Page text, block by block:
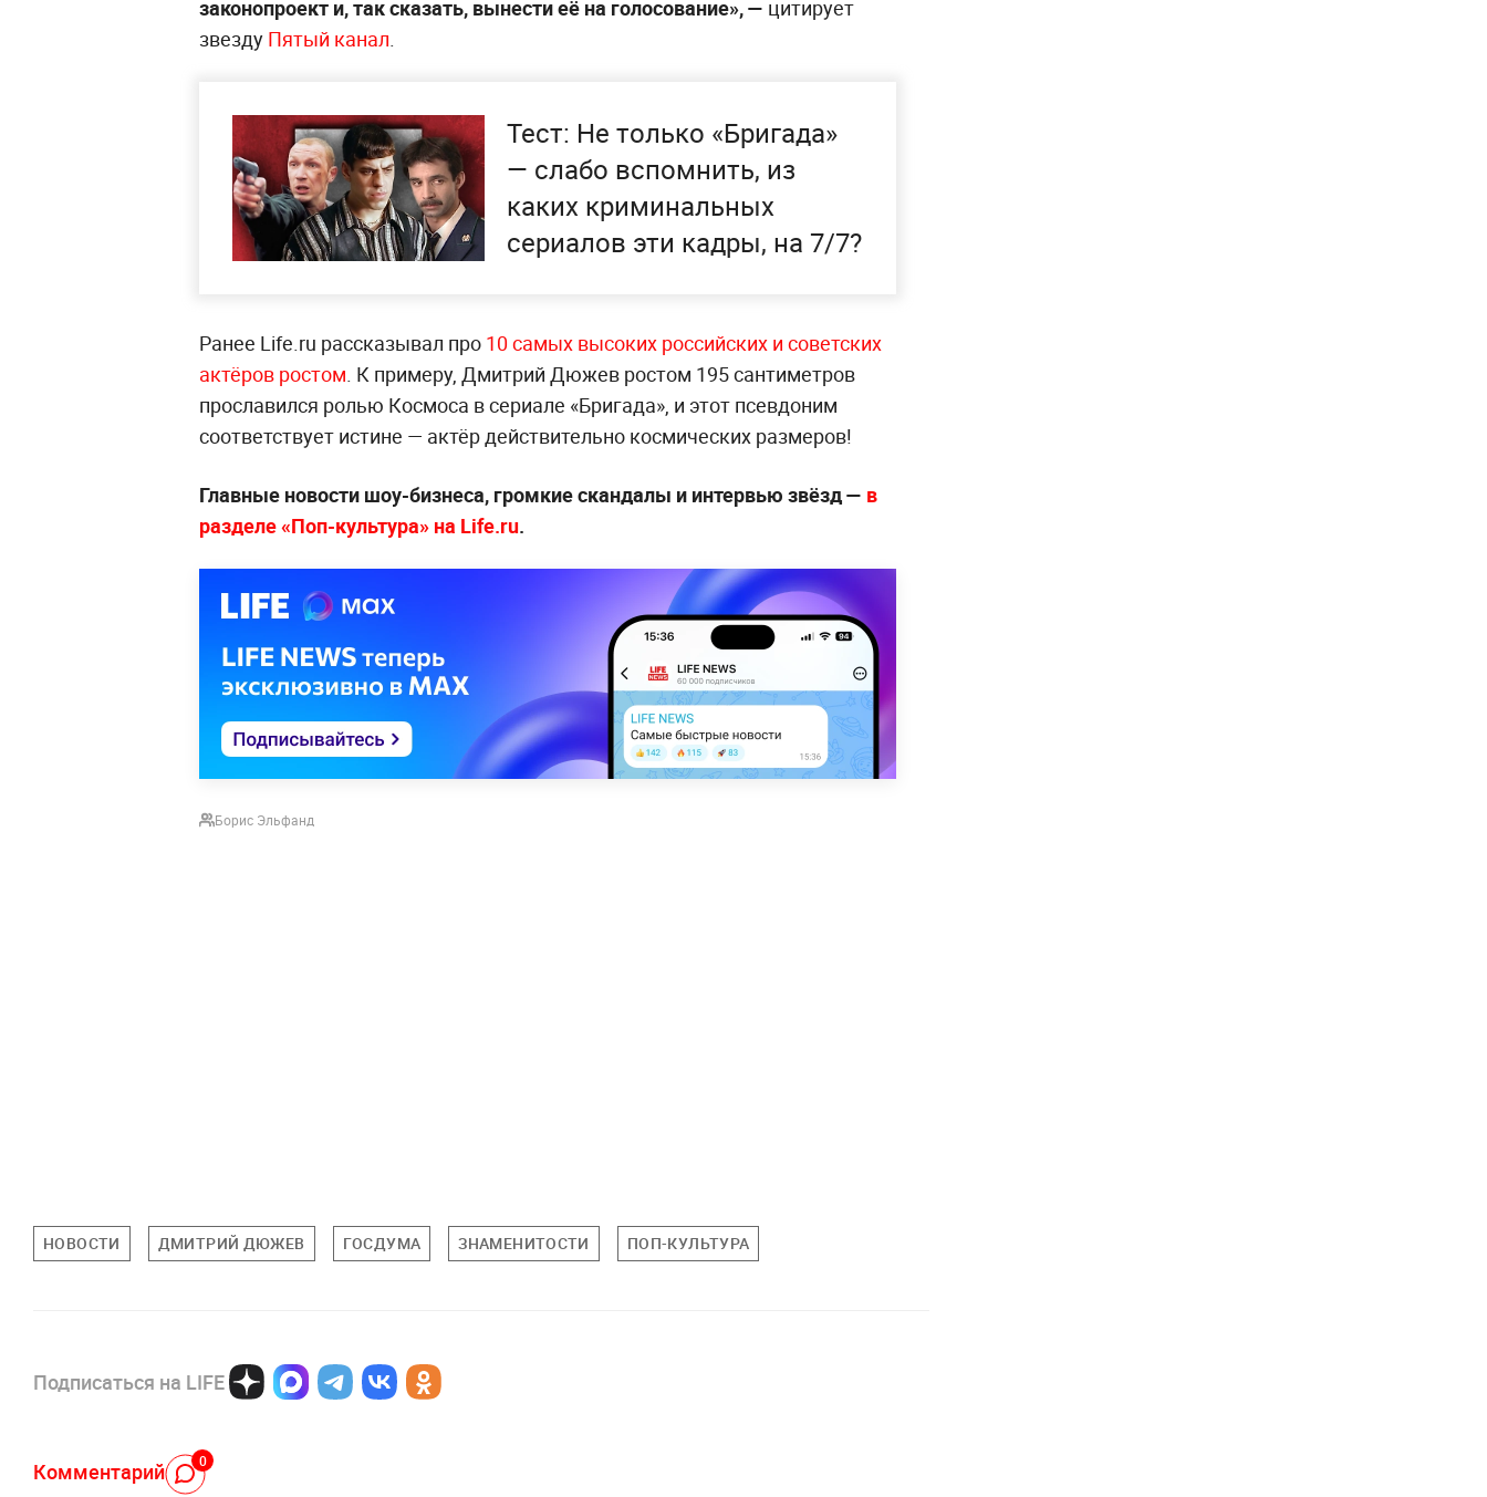
законопроект и, так сказать, вынести её на голосование», — цитирует
звезду Пятый канал.
Тест: Не только «Бригада»
— слабо вспомнить, из
каких криминальных
сериалов эти кадры, на 7/7?
Ранее Life.ru рассказывал про 10 самых высоких российских и советских
актёров ростом. К примеру, Дмитрий Дюжев ростом 195 сантиметров
прославился ролью Космоса в сериале «Бригада», и этот псевдоним
соответствует истине — актёр действительно космических размеров!
Главные новости шоу-бизнеса, громкие скандалы и интервью звёзд — в
разделе «Поп-культура» на Life.ru.
Борис Эльфанд
НОВОСТИ ДМИТРИЙ ДЮЖЕВ ГОСДУМА ЗНАМЕНИТОСТИ ПОП-КУЛЬТУРА
Подписаться на LIFE
Комментарий 0